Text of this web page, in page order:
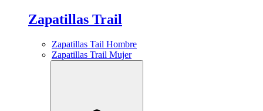
Zapatillas Trail
Zapatillas Tail Hombre
Zapatillas Trail Mujer